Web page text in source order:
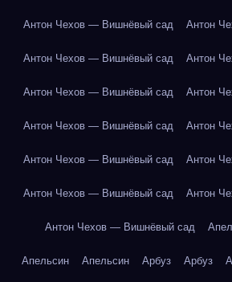
Антон Чехов — Вишнёвый сад Антон
Антон Чехов — Вишнёвый сад Антон
Антон Чехов — Вишнёвый сад Антон
Антон Чехов — Вишнёвый сад Антон
Антон Чехов — Вишнёвый сад Антон
Антон Чехов — Вишнёвый сад Антон
Антон Чехов — Вишнёвый сад
Апельсин Апельсин Арбуз Арбуз